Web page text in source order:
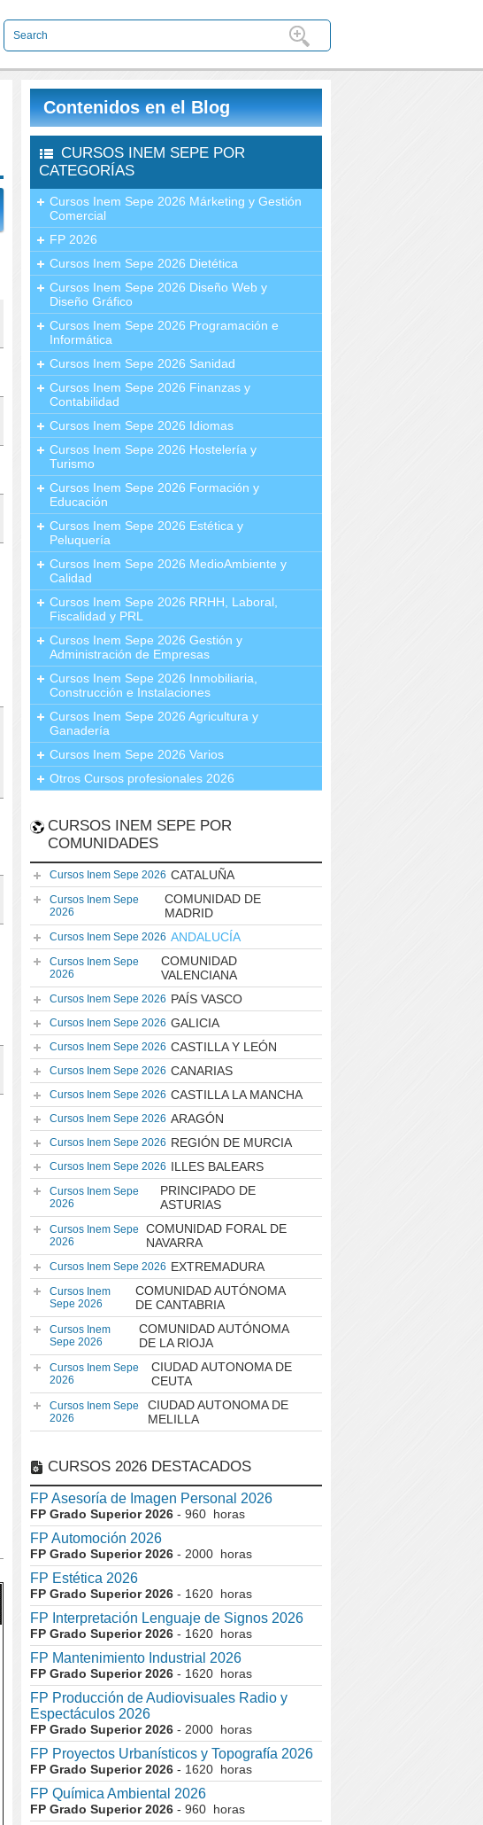
Contenidos en el Blog
CURSOS INEM SEPE POR
CATEGORÍAS
Cursos Inem Sepe 2026 Márketing y Gestión
Comercial
FP 2026
Cursos Inem Sepe 2026 Dietética
Cursos Inem Sepe 2026 Diseño Web y
Diseño Gráfico
Cursos Inem Sepe 2026 Programación e
Informática
Cursos Inem Sepe 2026 Sanidad
Cursos Inem Sepe 2026 Finanzas y
Contabilidad
Cursos Inem Sepe 2026 Idiomas
Cursos Inem Sepe 2026 Hostelería y
Turismo
Cursos Inem Sepe 2026 Formación y
Educación
Cursos Inem Sepe 2026 Estética y
Peluquería
Cursos Inem Sepe 2026 MedioAmbiente y
Calidad
Cursos Inem Sepe 2026 RRHH, Laboral,
Fiscalidad y PRL
Cursos Inem Sepe 2026 Gestión y
Administración de Empresas
Cursos Inem Sepe 2026 Inmobiliaria,
Construcción e Instalaciones
Cursos Inem Sepe 2026 Agricultura y
Ganadería
Cursos Inem Sepe 2026 Varios
Otros Cursos profesionales 2026
CURSOS INEM SEPE POR
COMUNIDADES
Cursos Inem Sepe 2026 CATALUÑA
Cursos Inem Sepe
2026
COMUNIDAD DE
MADRID
Cursos Inem Sepe 2026 ANDALUCÍA
Cursos Inem Sepe
2026
COMUNIDAD
VALENCIANA
Cursos Inem Sepe 2026 PAÍS VASCO
Cursos Inem Sepe 2026 GALICIA
Cursos Inem Sepe 2026 CASTILLA Y LEÓN
Cursos Inem Sepe 2026 CANARIAS
Cursos Inem Sepe 2026 CASTILLA LA MANCHA
Cursos Inem Sepe 2026 ARAGÓN
Cursos Inem Sepe 2026 REGIÓN DE MURCIA
Cursos Inem Sepe 2026 ILLES BALEARS
Cursos Inem Sepe
2026
PRINCIPADO DE
ASTURIAS
Cursos Inem Sepe
2026
COMUNIDAD FORAL DE
NAVARRA
Cursos Inem Sepe 2026 EXTREMADURA
Cursos Inem
Sepe 2026
COMUNIDAD AUTÓNOMA
DE CANTABRIA
Cursos Inem
Sepe 2026
COMUNIDAD AUTÓNOMA
DE LA RIOJA
Cursos Inem Sepe
2026
CIUDAD AUTONOMA DE
CEUTA
Cursos Inem Sepe
2026
CIUDAD AUTONOMA DE
MELILLA
CURSOS 2026 DESTACADOS
FP Asesoría de Imagen Personal 2026
FP Grado Superior 2026 - 960 horas
FP Automoción 2026
FP Grado Superior 2026 - 2000 horas
FP Estética 2026
FP Grado Superior 2026 - 1620 horas
FP Interpretación Lenguaje de Signos 2026
FP Grado Superior 2026 - 1620 horas
FP Mantenimiento Industrial 2026
FP Grado Superior 2026 - 1620 horas
FP Producción de Audiovisuales Radio y
Espectáculos 2026
FP Grado Superior 2026 - 2000 horas
FP Proyectos Urbanísticos y Topografía 2026
FP Grado Superior 2026 - 1620 horas
FP Química Ambiental 2026
FP Grado Superior 2026 - 960 horas